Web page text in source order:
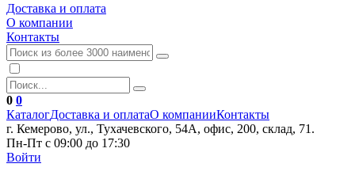
Доставка и оплата
О компании
Контакты
0 0
КаталогДоставка и оплатаО компанииКонтакты
г. Кемерово, ул., Тухачевского, 54А, офис, 200, склад, 71.
Пн-Пт с 09:00 до 17:30
Войти